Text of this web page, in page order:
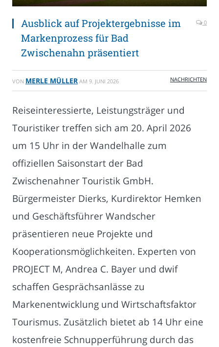
Ausblick auf Projektergebnisse im
Markenprozess für Bad
Zwischenahn präsentiert
0
VON MERLE MÜLLER AM 9. JUNI 2026 NACHRICHTEN
Reiseinteressierte, Leistungsträger und
Touristiker treffen sich am 20. April 2026
um 15 Uhr in der Wandelhalle zum
offiziellen Saisonstart der Bad
Zwischenahner Touristik GmbH.
Bürgermeister Dierks, Kurdirektor Hemken
und Geschäftsführer Wandscher
präsentieren neue Projekte und
Kooperationsmöglichkeiten. Experten von
PROJECT M, Andrea C. Bayer und dwif
schaffen Gesprächsanlässe zu
Markenentwicklung und Wirtschaftsfaktor
Tourismus. Zusätzlich bietet ab 14 Uhr eine
kostenfreie Schnupperführung durch das